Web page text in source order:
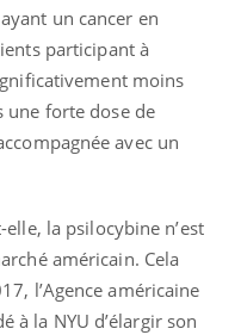
un cancer en
participant à
moins
une forte dose de
avec un
elle, la psilocybine n’est
américain. Cela
l’Agence américaine
à la NYU d’élargir son